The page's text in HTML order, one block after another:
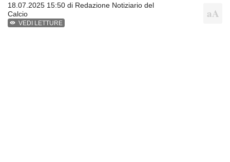
18.07.2025 15:50 di Redazione Notiziario del
Calcio
VEDI LETTURE